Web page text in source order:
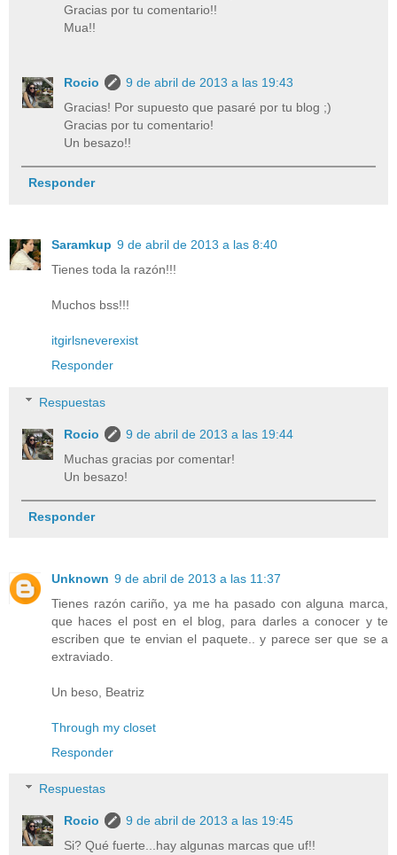
Gracias por tu comentario!!
Mua!!
Rocio
9 de abril de 2013 a las 19:43
Gracias! Por supuesto que pasaré por tu blog ;)
Gracias por tu comentario!
Un besazo!!
Responder
Saramkup 9 de abril de 2013 a las 8:40
Tienes toda la razón!!!
Muchos bss!!!
itgirlsneverexist
Responder
Respuestas
Rocio
9 de abril de 2013 a las 19:44
Muchas gracias por comentar!
Un besazo!
Responder
Unknown 9 de abril de 2013 a las 11:37
Tienes razón cariño, ya me ha pasado con alguna marca,
que haces el post en el blog, para darles a conocer y te
escriben que te envian el paquete.. y parece ser que se a
extraviado.
Un beso, Beatriz
Through my closet
Responder
Respuestas
Rocio
9 de abril de 2013 a las 19:45
Si? Qué fuerte...hay algunas marcas que uf!!